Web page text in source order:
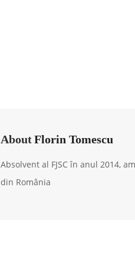
AboutFlorin Tomescu
Absolvent al FJSC în anul 2014,
din România